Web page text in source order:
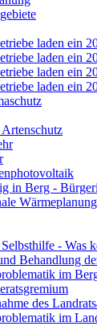
laden ein
laden ein
laden ein
laden ein
in Berg -
- Was
Behandlung
im
des
im